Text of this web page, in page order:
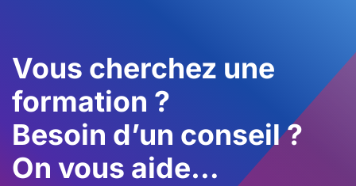
Vous cherchez une
formation ?
Besoin d’un conseil ?
On vous aide…